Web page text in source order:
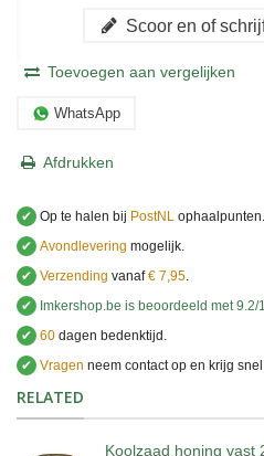
Scoor en of
Toevoegen aan vergelijken
WhatsApp
Afdrukken
✔ Op te halen bij PostNL ophaalpunten.
✔ Avondlevering mogelijk.
✔ Verzending vanaf€ 7,95.
✔
Imkershop.be is beoordeeld met9.2/
✔ 60 dagen bedenktijd.
✔ Vragen neem contact op en krijg snel
RELATED
Koolzaad honing vast